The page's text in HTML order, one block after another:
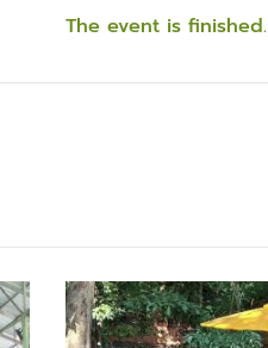
The event is finished.